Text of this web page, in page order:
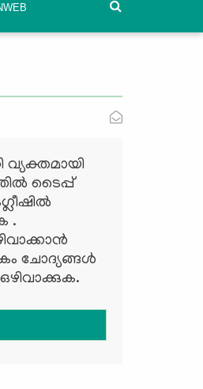
ടൈപ്പ്
.
ചോദ്യങ്ങള്‍